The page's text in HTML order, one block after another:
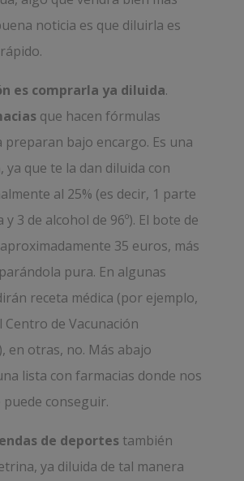
noticia es que diluirla es
es comprarla ya diluida.
que hacen fórmulas
preparan bajo encargo. Es una
ya que te la dan diluida con
al 25% (es decir, 1 parte
3 de alcohol de 96º). El bote de
35 euros, más
pura. En algunas
receta médica (por ejemplo,
Centro de Vacunación
en otras, no. Más abajo
lista con farmacias donde nos
puede conseguir.
de deportes también
ya diluida de tal manera